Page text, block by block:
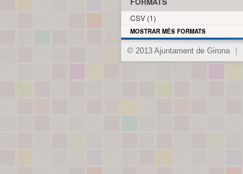
CSV (1)
MOSTRAR MÉS FORMATS
© 2013 Ajuntament de Girona